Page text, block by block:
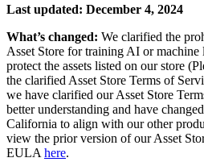
Collaborez et itérez rapidement avec
Offres et tarifs
Déployez
Multiplateforme
Découvrez plus de 25 plateformes
LiveOps
Entraînez-vous dans des
Expériences client
Créez des expériences interactives 3D
Secteurs
Fabrication
Atteindre l'excellence opérationnelle
Distribution
Outils de développement
Feuille de route
Examiner les fonctionnalités à venir
Glossaire
Bibliothèque de termes techniques
Informations
Événements
Histoires de la communauté
Made with Unity
Mise en avant des créateurs Unity
Diffusions en direct
Rejoignez les développeurs, créateurs
Améliorez votre équipe avec des
Démarrer
Démarrez votre apprentissage
Parcours essentiels Unity
Vous découvrez Unity ? Commencez
Guides pratiques
Atteignez vos objectifs plus
FAQ
Réponses aux questions courantes
Contactez-nous.
Connectez-vous avec notre équipe
Last updated: December 4, 2024
What’s changed: We clarified the
Asset Store for training AI or machine
protect the assets listed on our store
the clarified Asset Store Terms of
we have clarified our Asset Store
better understanding and have
California to align with our other
view the prior version of our Asset
EULA here.